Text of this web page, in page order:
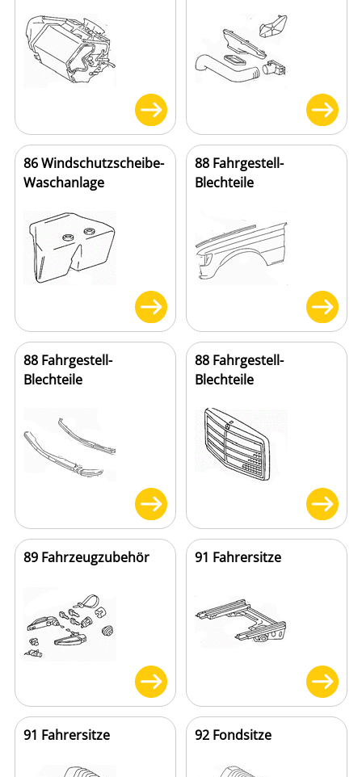
86 Windschutzscheibe-
Waschanlage
88 Fahrgestell-
Blechteile
88 Fahrgestell-
Blechteile
88 Fahrgestell-
Blechteile
89 Fahrzeugzubehör 91 Fahrersitze
91 Fahrersitze 92 Fondsitze